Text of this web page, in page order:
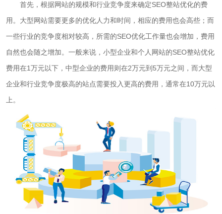
首先，根据网站的规模和行业竞争度来确定SEO整站优化的费
用。大型网站需要更多的优化人力和时间，相应的费用也会高些；而
一些行业的竞争度相对较高，所需的SEO优化工作量也会增加，费用
自然也会随之增加。一般来说，小型企业和个人网站的SEO整站优化
费用在1万元以下，中型企业的费用则在2万元到5万元之间，而大型
企业和行业竞争度极高的站点需要投入更高的费用，通常在10万元以
上。